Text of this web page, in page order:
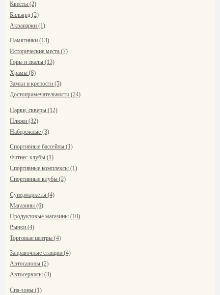
Квесты (2)
Бильярд (2)
Аквапарки (1)
Памятники (13)
Исторические места (7)
Горы и скалы (13)
Храмы (8)
Замки и крепости (5)
Достопримечательности (24)
Парки, скверы (12)
Пляжи (32)
Набережные (3)
Спортивные бассейны (1)
Фитнес-клубы (1)
Спортивные комплексы (1)
Спортивные клубы (2)
Супермаркеты (4)
Магазины (6)
Продуктовые магазины (10)
Рынки (4)
Торговые центры (4)
Заправочные станции (4)
Автосалоны (2)
Автосервисы (3)
Спа-зоны (1)